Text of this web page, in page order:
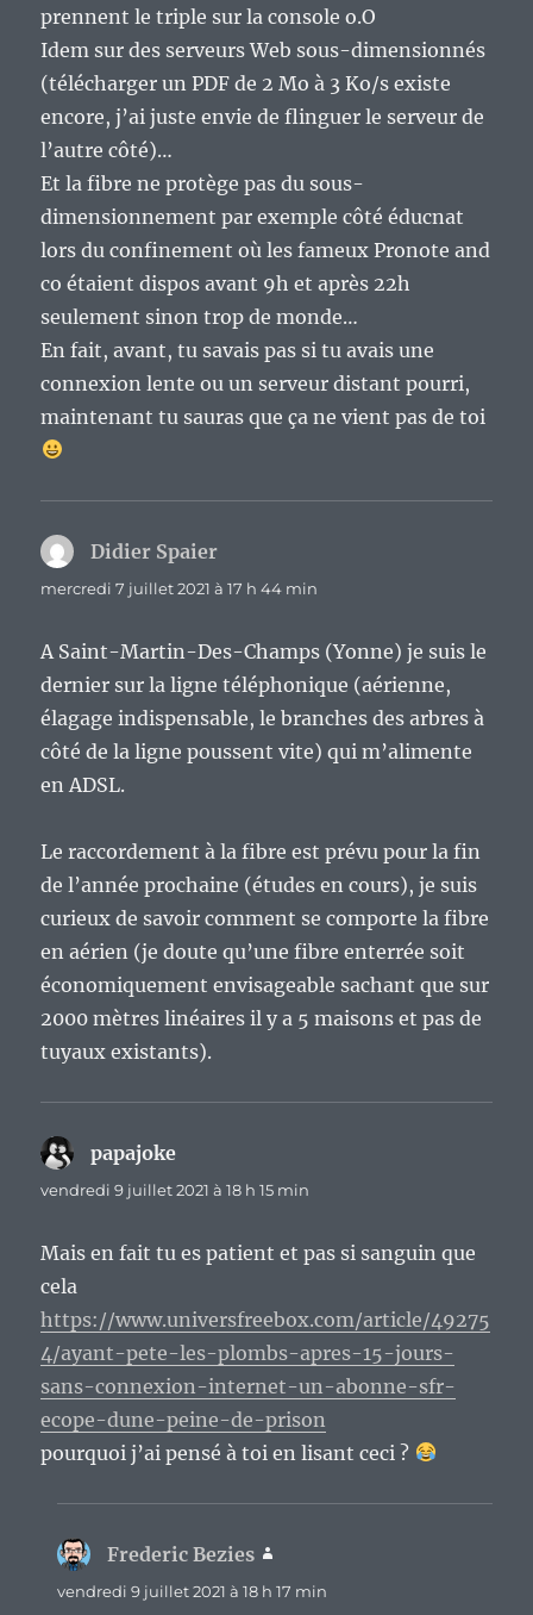
prennent le triple sur la console o.O
Idem sur des serveurs Web sous-dimensionnés
(télécharger un PDF de 2 Mo à 3 Ko/s existe
encore, j’ai juste envie de flinguer le serveur de
l’autre côté)…
Et la fibre ne protège pas du sous-
dimensionnement par exemple côté éducnat
lors du confinement où les fameux Pronote and
co étaient dispos avant 9h et après 22h
seulement sinon trop de monde…
En fait, avant, tu savais pas si tu avais une
connexion lente ou un serveur distant pourri,
maintenant tu sauras que ça ne vient pas de toi
Didier Spaier
mercredi 7 juillet 2021 à 17 h 44 min
A Saint-Martin-Des-Champs (Yonne) je suis le
dernier sur la ligne téléphonique (aérienne,
élagage indispensable, le branches des arbres à
côté de la ligne poussent vite) qui m’alimente
en ADSL.
Le raccordement à la fibre est prévu pour la fin
de l’année prochaine (études en cours), je suis
curieux de savoir comment se comporte la fibre
en aérien (je doute qu’une fibre enterrée soit
économiquement envisageable sachant que sur
2000 mètres linéaires il y a 5 maisons et pas de
tuyaux existants).
papajoke
vendredi 9 juillet 2021 à 18 h 15 min
Mais en fait tu es patient et pas si sanguin que
cela
https://www.universfreebox.com/article/49275
4/ayant-pete-les-plombs-apres-15-jours-
sans-connexion-internet-un-abonne-sfr-
ecope-dune-peine-de-prison
pourquoi j’ai pensé à toi en lisant ceci ?
Frederic Bezies
vendredi 9 juillet 2021 à 18 h 17 min